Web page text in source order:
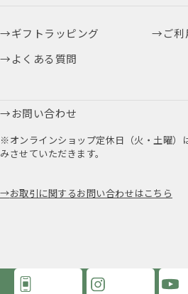
ギフトラッピング
ご
よくある質問
お問い合わせ
※オンラインショップ定休日（火・土曜）
みさせていただきます。
お取引に関するお問い合わせはこちら